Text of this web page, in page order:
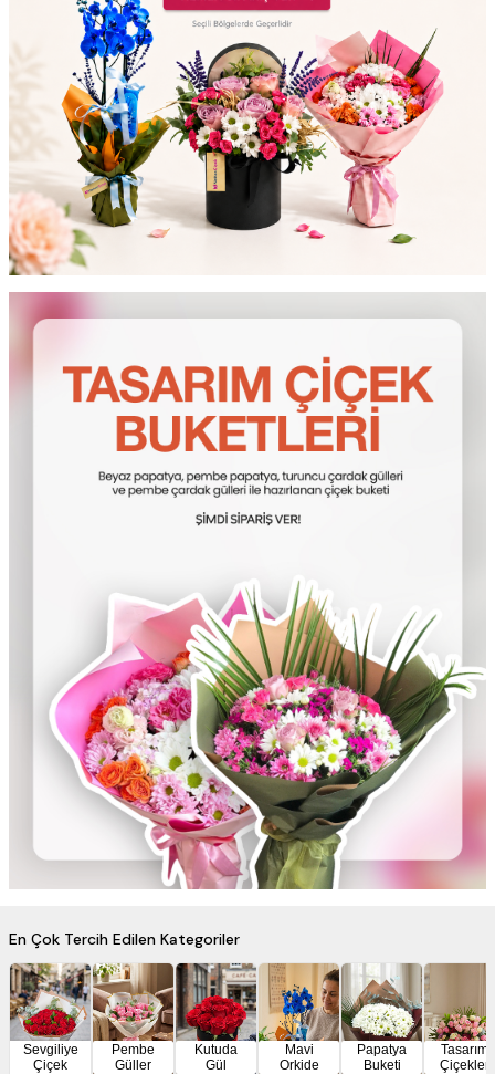
En Çok Tercih Edilen Kategoriler
Sevgiliye
Çiçek
Pembe
Güller
Kutuda
Gül
Mavi
Orkide
Papatya
Buketi
Tasarım
Çiçekler